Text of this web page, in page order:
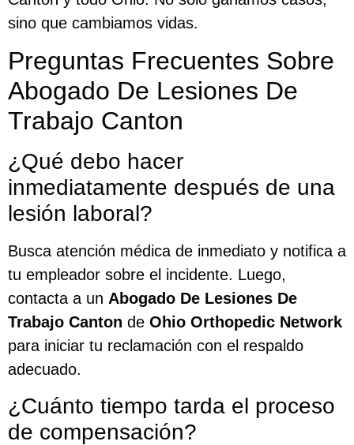
sino que cambiamos vidas.
Preguntas Frecuentes Sobre
Abogado De Lesiones De
Trabajo Canton
¿Qué debo hacer
inmediatamente después de una
lesión laboral?
Busca atención médica de inmediato y notifica a
tu empleador sobre el incidente. Luego,
contacta a un Abogado De Lesiones De
Trabajo Canton de Ohio Orthopedic Network
para iniciar tu reclamación con el respaldo
adecuado.
¿Cuánto tiempo tarda el proceso
de compensación?